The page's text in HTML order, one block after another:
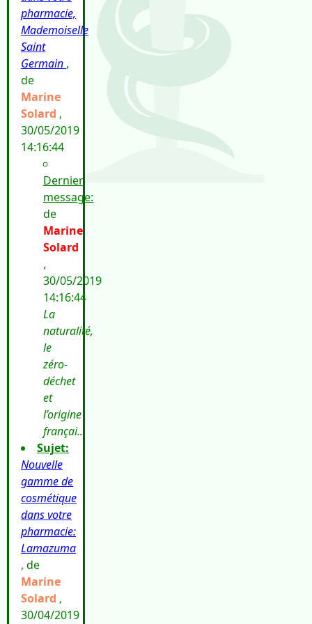
pharmacie,
Mademoiselle
Saint
Germain ,
de
Marine
Solard ,
30/05/2019
14:16:44
Dernier
message:
de
Marine
Solard
,
30/05/2019
14:16:44
La
naturalité,
le
zéro-
déchet
et
l’origine
françai...
Sujet:
Nouvelle
gamme de
cosmétique
dans votre
pharmacie:
Lamazuma
, de
Marine
Solard ,
30/04/2019